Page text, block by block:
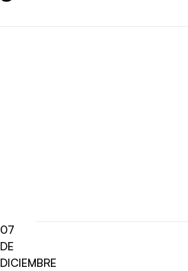
07
DE
DICIEMBRE